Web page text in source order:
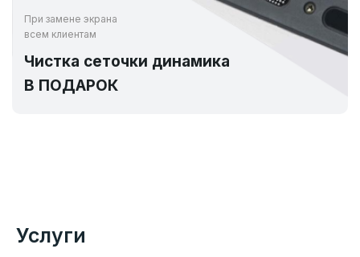
При замене экрана
всем клиентам
Чистка сеточки динамика
В ПОДАРОК
Услуги